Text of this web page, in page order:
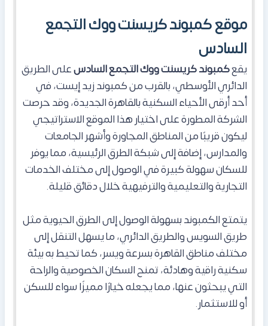
موقع كمبوند كريسنت ووك التجمع
السادس
يقعكمبوند كريسنت ووك التجمع السادسعلى الطريق
الدائري الأوسطي، بالقرب من كمبوند زيد إيست، في
أحد أرقى الأحياء السكنية بالقاهرة الجديدة، وقد حرصت
الشركة المطورة على اختيار هذا الموقع الاستراتيجي
ليكون قريبًا من المناطق المجاورة وأشهر الجامعات
والمدارس، إضافة إلى شبكة الطرق الرئيسية، مما يوفر
للسكان سهولة كبيرة في الوصول إلى مختلف الخدمات
التجارية والتعليمية والترفيهية خلال دقائق قليلة.
يتمتع الكمبوند بسهولة الوصول إلى الطرق الحيوية مثل
طريق السويس والطريق الدائري، ما يسهل التنقل إلى
مختلف مناطق القاهرة بسرعة ويسر، كما تحيط به بيئة
سكنية راقية وهادئة، تمنح السكان الخصوصية والراحة
التي يبحثون عنها، مما يجعله خيارًا مميزًا سواء للسكن
أو للاستثمار.